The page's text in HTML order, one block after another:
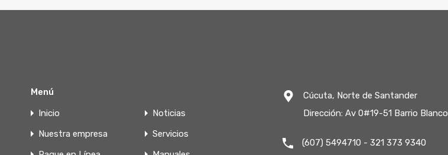
Menú
Inicio
Noticias
Nuestra empresa
Servicios
Cúcuta, Norte de Santander
Dirección: Av 0#19-51 Barrio Blanco
(607) 5494710 - 321 373 9340